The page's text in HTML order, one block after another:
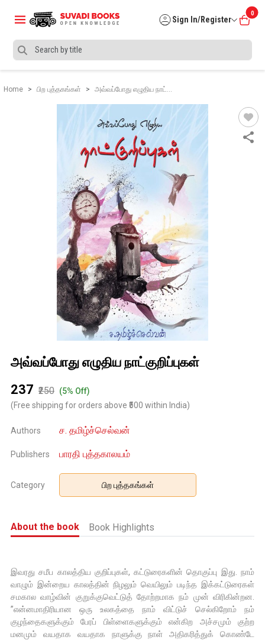
Sign In/Register
0
Home பிற புத்தகங்கள் அவ்வப்போது எழுதிய நாட்…
அவ்வப்போது எழுதிய நாட்குறிப்புகள்
₹237 ₹250 (5% Off)
(Free shipping for orders above ₹500 within India)
Authors ச. தமிழ்ச்செல்வன்
Publishers பாரதி புத்தகாலயம்
Category பிற புத்தகங்கள்
About the book Book Highlights
இவரது சமீப காலத்திய குறிப்புகள், கட்டுரைகளின் தொகுப்பு இது. நாம்
வாழும் இன்றைய காலத்தின் நிழலும் வெயிலும் படிந்த இக்கட்டுரைகள்
சமகால வாழ்வின் குறுக்குவெட்டுத் தோற்றமாக நம் முன் விரிகின்றன.
”என்னமாதிரியான ஒரு உலகத்தை நாம் விட்டுச் செல்கிறோம் நம்
குழந்தைகளுக்கும் பேரப் பிள்ளைகளுக்கும் என்கிற அச்சமும் குற்ற
மனமும் வயதாக வயதாக நாளுக்கு நாள் அதிகரித்துக் கொண்டே